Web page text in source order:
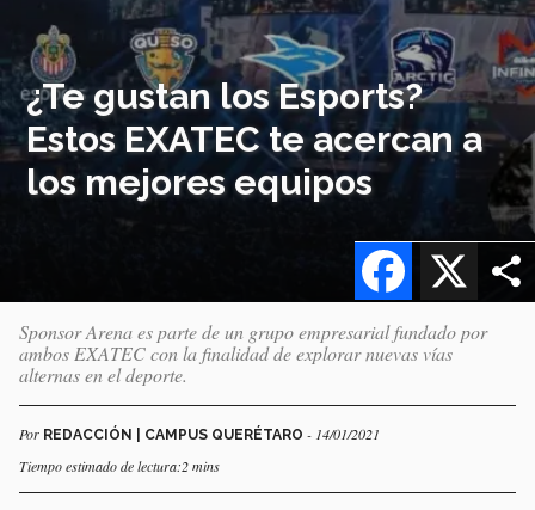
¿Te gustan los Esports?
Estos EXATEC te acercan a
los mejores equipos
X
Facebook
Sponsor Arena es parte de un grupo empresarial fundado por
ambos EXATEC con la finalidad de explorar nuevas vías
alternas en el deporte.
Por REDACCIÓN | CAMPUS QUERÉTARO - 14/01/2021
Tiempo estimado de lectura:2 mins